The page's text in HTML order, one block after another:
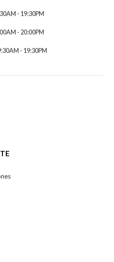
- 19:30PM
- 20:00PM
- 19:30PM